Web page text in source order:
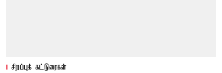
சிறப்புக் கட்டுரைகள்